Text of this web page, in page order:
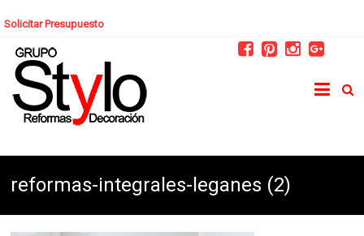
Solicitar Presupuesto
reformas-integrales-leganes (2)